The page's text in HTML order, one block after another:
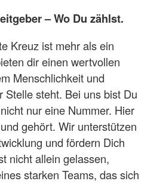
– Wo Du zählst.
Kreuz ist mehr als ein
dir einen wertvollen
Menschlichkeit und
Stelle steht. Bei uns bist Du
nur eine Nummer. Hier
gehört. Wir unterstützen
und fördern Dich
nicht allein gelassen,
starken Teams, das sich